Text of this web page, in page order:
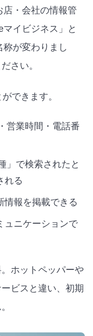
店・会社の情報管
イビジネス」と
が変わりまし
さい。
できます。
営業時間・電話番
」で検索されたと
れる
情報を掲載できる
ュニケーションで
ホットペッパーや
ビスと違い、初期